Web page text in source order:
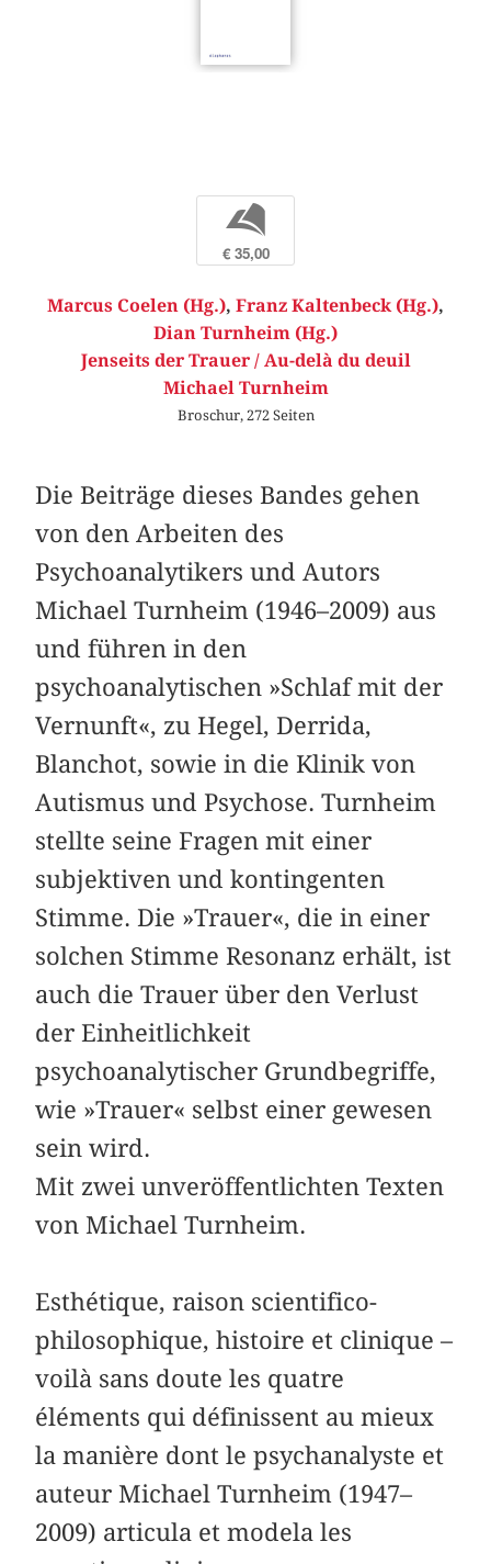
b
€ 35,00
Marcus Coelen (Hg.), Franz Kaltenbeck (Hg.),
Dian Turnheim (Hg.)
Jenseits der Trauer / Au-delà du deuil
Michael Turnheim
Broschur, 272 Seiten
Die Beiträge dieses Bandes gehen
von den Arbeiten des
Psychoanalytikers und Autors
Michael Turnheim (1946–2009) aus
und führen in den
psychoanalytischen »Schlaf mit der
Vernunft«, zu Hegel, Derrida,
Blanchot, sowie in die Klinik von
Autismus und Psychose. Turnheim
stellte seine Fragen mit einer
subjektiven und kontingenten
Stimme. Die »Trauer«, die in einer
solchen Stimme Resonanz erhält, ist
auch die Trauer über den Verlust
der Einheitlichkeit
psychoanalytischer Grundbegriffe,
wie »Trauer« selbst einer gewesen
sein wird.
Mit zwei unveröffentlichten Texten
von Michael Turnheim.
Esthétique, raison scientifico-
philosophique, histoire et clinique –
voilà sans doute les quatre
éléments qui définissent au mieux
la manière dont le psychanalyste et
auteur Michael Turnheim (1947–
2009) articula et modela les